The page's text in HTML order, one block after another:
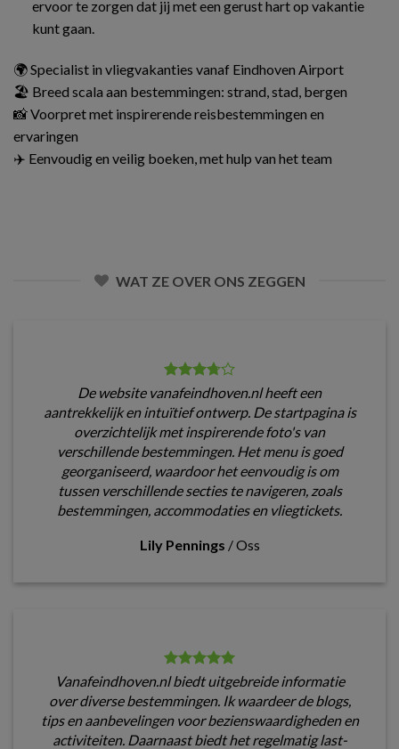
ervoor te zorgen dat jij met een gerust hart op vakantie
kunt gaan.
🌍 Specialist in vliegvakanties vanaf Eindhoven Airport
🏖️ Breed scala aan bestemmingen: strand, stad, bergen
📸 Voorpret met inspirerende reisbestemmingen en
ervaringen
✈️ Eenvoudig en veilig boeken, met hulp van het team
WAT ZE OVER ONS ZEGGEN
De website vanafeindhoven.nl heeft een
aantrekkelijk en intuïtief ontwerp. De startpagina is
overzichtelijk met inspirerende foto's van
verschillende bestemmingen. Het menu is goed
georganiseerd, waardoor het eenvoudig is om
tussen verschillende secties te navigeren, zoals
bestemmingen, accommodaties en vliegtickets.
Lily Pennings /Oss
Vanafeindhoven.nl biedt uitgebreide informatie
over diverse bestemmingen. Ik waardeer de blogs,
tips en aanbevelingen voor bezienswaardigheden en
activiteiten. Daarnaast biedt het regelmatig last-